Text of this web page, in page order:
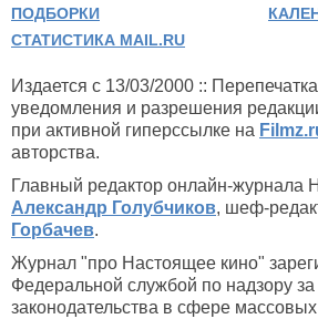
ПОДБОРКИ
СТАТИСТИКА MAIL.RU
Издается с 13/03/2000 ::
уведомления и разрешения
при активной гиперссылке на
авторства.
Главный редактор онлайн-
Александр Голубчиков, шеф-
Горбачев.
Журнал "про Настоящее кино"
Федеральной службой по надзору
законодательства в сфере